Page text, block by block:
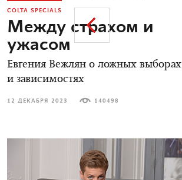
COLTA SPECIALS
Между страхом и
ужасом
Евгения Вежлян о ложных выборах
и зависимостях
12 ДЕКАБРЯ 2023 140498